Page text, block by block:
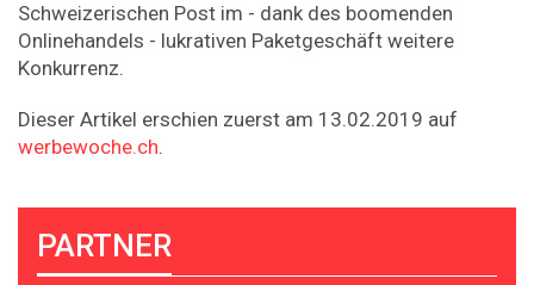
Schweizerischen Post im - dank des boomenden
Onlinehandels - lukrativen Paketgeschäft weitere
Konkurrenz.
Dieser Artikel erschien zuerst am 13.02.2019 auf
werbewoche.ch.
PARTNER